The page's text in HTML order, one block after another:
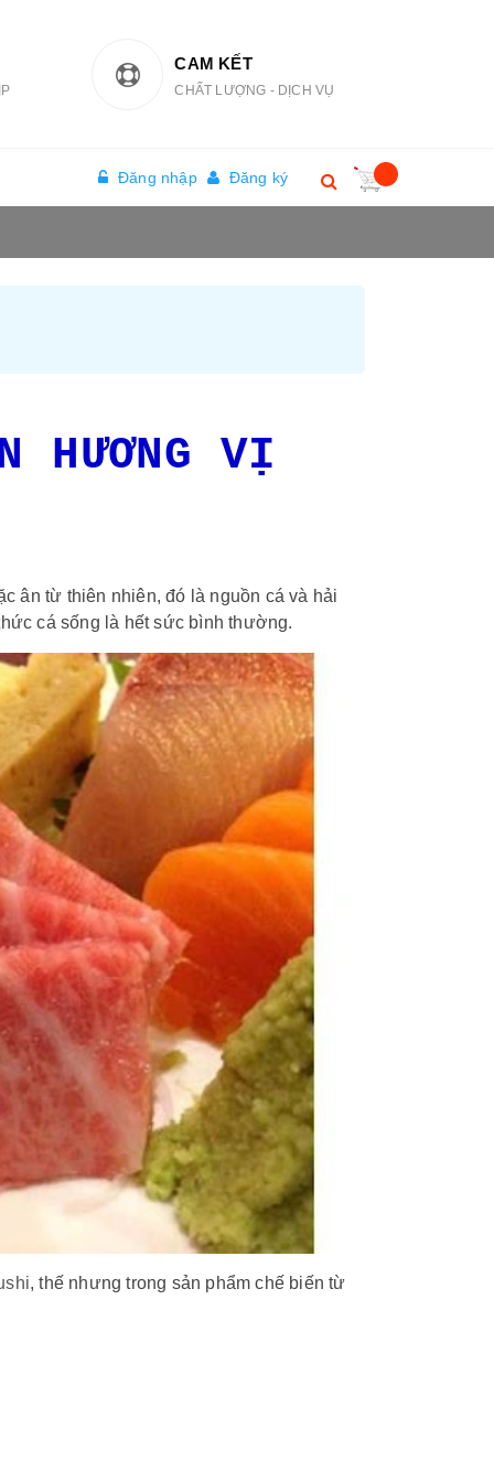
CAM KẾT
CHẤT LƯỢNG - DỊCH VỤ
Đăng nhập Đăng ký
HƯƠNG VỊ
ân từ thiên nhiên, đó là nguồn cá và hải
cá sống là hết sức bình thường.
, thế nhưng trong sản phẩm chế biến từ